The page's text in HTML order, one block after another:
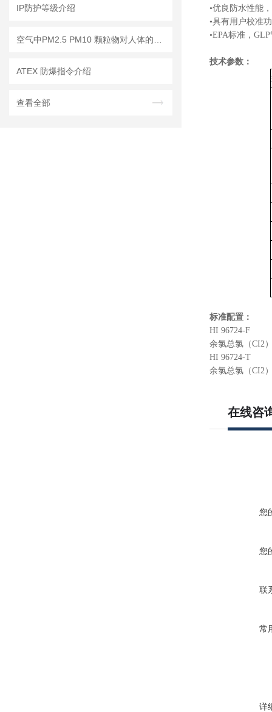
IP防护等级介绍
ATEX 防爆指令介绍
查看全部
•优良防水性能
•具有用户校准
•EPA标准，
技术参数：
标准配置：
HI 96724-F
余氯总氯（CI2
HI 96724-T
余氯总氯（CI2
在线咨
您
您
联
常
详